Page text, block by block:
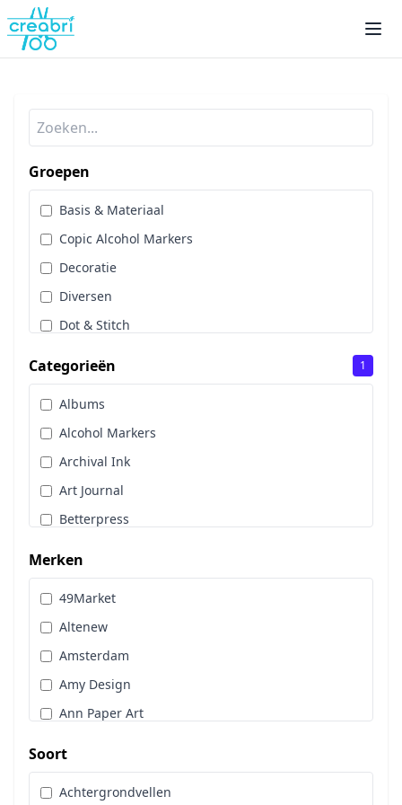
Groepen
Basis & Materiaal
Copic Alcohol Markers
Decoratie
Diversen
Dot & Stitch
Sale
Stans, Embos & Stencils
Stempels
Workshoppakket
Pan Pastel
Categorieën 1
Albums
Alcohol Markers
Archival Ink
Art Journal
Betterpress
Brads
Cadence
Designpapier
Distress Oxide Spray
Distress Spritz
Divers
Dot & Do
Embossingpoeder
Merken
49Market
Altenew
Amsterdam
Amy Design
Ann Paper Art
Art Impressions
Art Journaling
Soort
Achtergrondvellen